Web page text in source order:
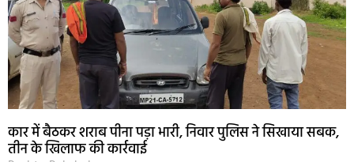
कार में बैठकर शराब पीना पड़ा भारी, निवार पुलिस ने सिखाया सबक,
तीन के खिलाफ की कार्रवाई